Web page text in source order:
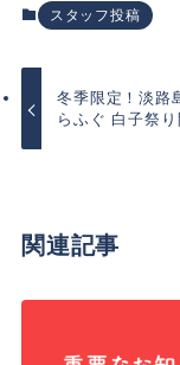
スタッフ投稿
冬季限定！淡路
らふぐ 白子祭り
関連記事